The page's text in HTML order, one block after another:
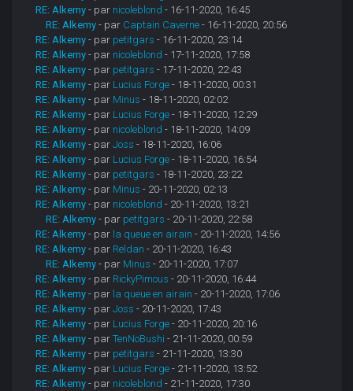
RE: Alkemy - par nicoleblond - 16-11-2020, 16:45
RE: Alkemy - par Captain Caverne - 16-11-2020, 20:56
RE: Alkemy - par petitgars - 16-11-2020, 23:14
RE: Alkemy - par nicoleblond - 17-11-2020, 17:58
RE: Alkemy - par petitgars - 17-11-2020, 22:43
RE: Alkemy - par Lucius Forge - 18-11-2020, 00:31
RE: Alkemy - par Minus - 18-11-2020, 02:02
RE: Alkemy - par Lucius Forge - 18-11-2020, 12:29
RE: Alkemy - par nicoleblond - 18-11-2020, 14:09
RE: Alkemy - parJoss - 18-11-2020, 16:06
RE: Alkemy - par Lucius Forge - 18-11-2020, 16:54
RE: Alkemy - par petitgars - 18-11-2020, 23:22
RE: Alkemy - par Minus - 20-11-2020, 02:13
RE: Alkemy - par nicoleblond - 20-11-2020, 13:21
RE: Alkemy - par petitgars - 20-11-2020, 22:58
RE: Alkemy - par la queue en airain - 20-11-2020, 14:56
RE: Alkemy - par Reldan - 20-11-2020, 16:43
RE: Alkemy - par Minus - 20-11-2020, 17:07
RE: Alkemy - par RickyPimous - 20-11-2020, 16:44
RE: Alkemy - par la queue en airain - 20-11-2020, 17:06
RE: Alkemy - parJoss - 20-11-2020, 17:43
RE: Alkemy - par Lucius Forge - 20-11-2020, 20:16
RE: Alkemy - parTenNoBushi - 21-11-2020, 00:59
RE: Alkemy - par petitgars - 21-11-2020, 13:30
RE: Alkemy - par Lucius Forge - 21-11-2020, 13:52
RE: Alkemy - par nicoleblond - 21-11-2020, 17:30